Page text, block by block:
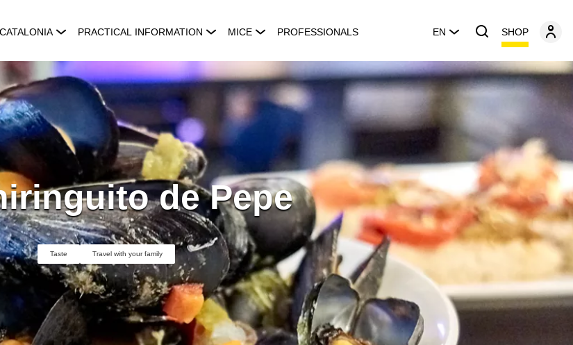
PRACTICAL INFORMATION MICE PROFESSIONALS EN SHOP
de Pepe
Taste Travel with your family